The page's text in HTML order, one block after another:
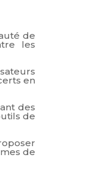
de
les
en
des
de
de